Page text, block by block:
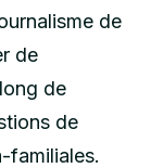
de
de
de
de
familiales.